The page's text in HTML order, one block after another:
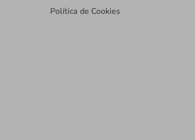
Política de Cookies